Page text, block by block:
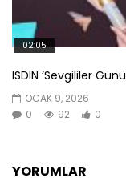
02:05
ISDIN ‘Sevgililer
OCAK 9, 2026
0
92 0
YORUMLAR